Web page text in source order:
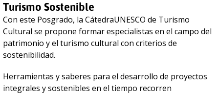
Turismo Sostenible
Con este Posgrado, la CátedraUNESCO de Turismo
Cultural se propone formar especialistas en el campo del
patrimonio y el turismo cultural con criterios de
sostenibilidad.
Herramientas y saberes para el desarrollo de proyectos
integrales y sostenibles en el tiempo recorren